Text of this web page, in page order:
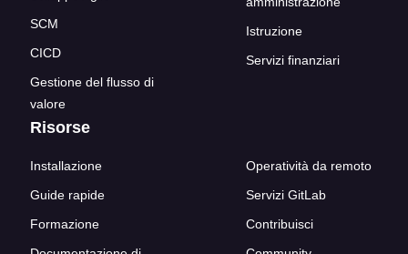
SCM
CICD
Gestione del flusso di
valore
Istruzione
Servizi finanziari
Risorse
Installazione
Guide rapide
Formazione
Operatività da remoto
Servizi GitLab
Contribuisci